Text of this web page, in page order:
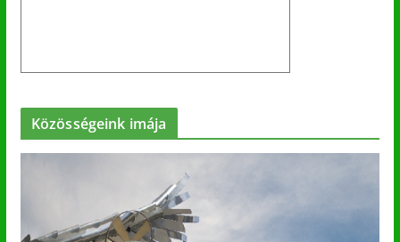
Közösségeink imája